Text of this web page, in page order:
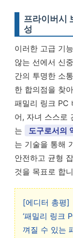
프라이버시
성
이러한 고급 기
않는 선에서 신
간의 투명한 소
한 합의점을 찾
패밀리 링크 PC
어, 자녀 스스로
는
도구로서의
는 기술을 통해
안전하고 균형
것을 목표로 합
[에디터 총평]
‘패밀리 링크
껴질 수 있는